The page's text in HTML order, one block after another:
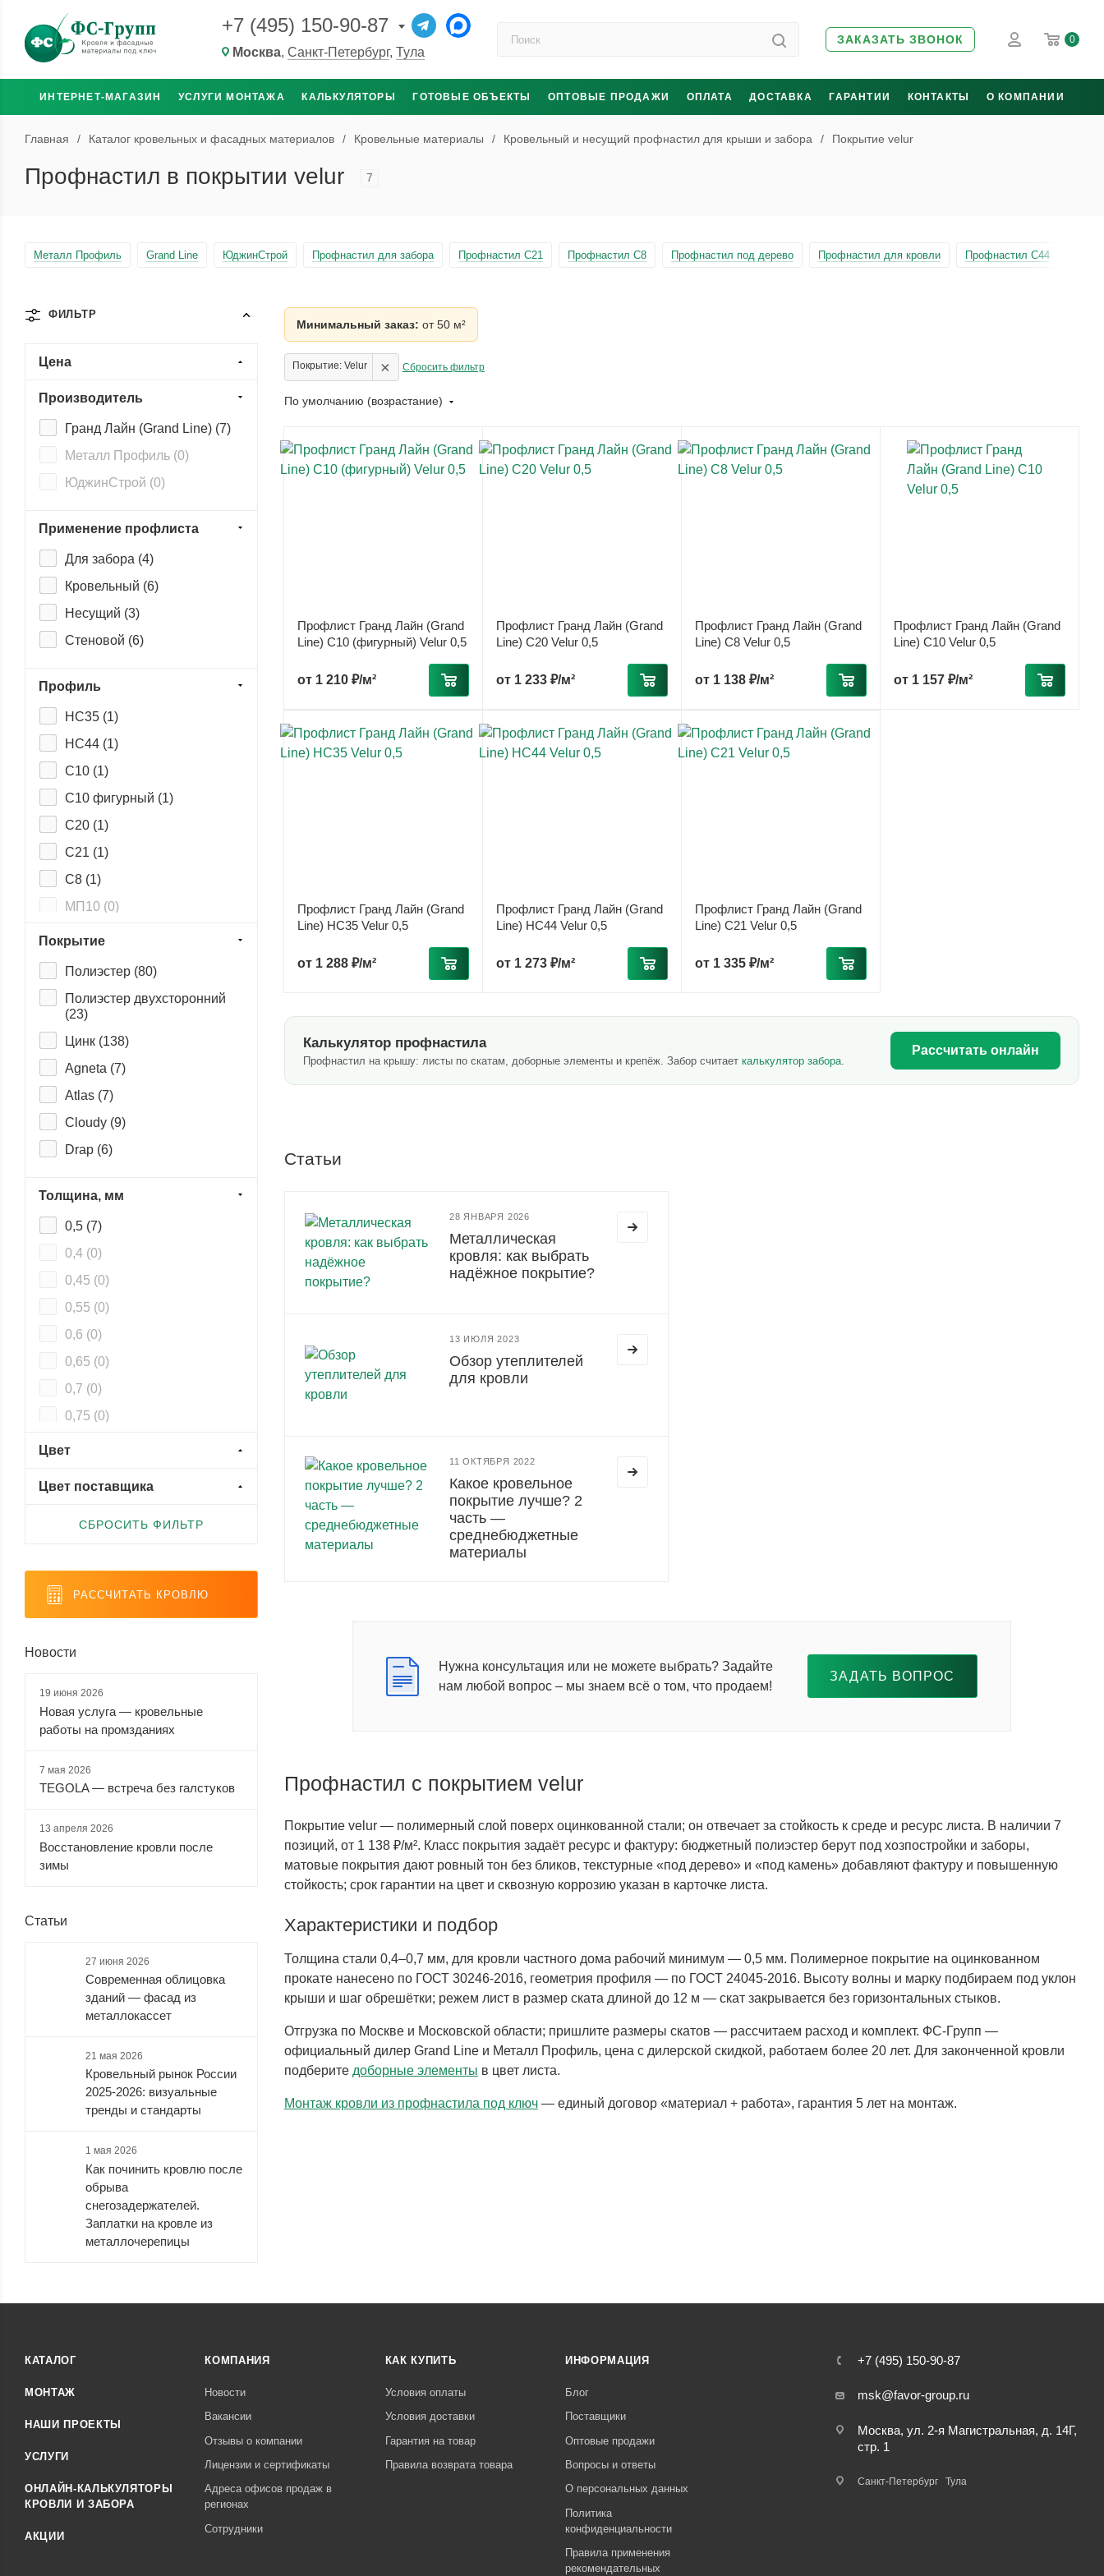
+7 (495) 150-90-87
Москва, Санкт-Петербург, Тула
ЗАКАЗАТЬ ЗВОНОК 0
ИНТЕРНЕТ-МАГАЗИН УСЛУГИ МОНТАЖА КАЛЬКУЛЯТОРЫ ГОТОВЫЕ ОБЪЕКТЫ ОПТОВЫЕ ПРОДАЖИ ОПЛАТА ДОСТАВКА ГАРАНТИИ КОНТАКТЫ О КОМПАНИИ
Главная / Каталог кровельных и фасадных материалов / Кровельные материалы / Кровельный и несущий профнастил для крыши и забора / Покрытие velur
Профнастил в покрытии velur 7
Металл Профиль Grand Line ЮджинСтрой Профнастил для забора Профнастил С21 Профнастил С8 Профнастил под дерево Профнастил для кровли Профнастил С44
Минимальный заказ: от 50 м²
Покрытие: Velur × Сбросить фильтр
По умолчанию (возрастание)
Профлист Гранд Лайн (Grand
Line) С10 (фигурный) Velur 0,5
от 1 210 ₽/м²
Профлист Гранд Лайн (Grand
Line) С20 Velur 0,5
от 1 233 ₽/м²
Профлист Гранд Лайн (Grand
Line) С8 Velur 0,5
от 1 138 ₽/м²
Профлист Гранд Лайн (Grand
Line) С10 Velur 0,5
от 1 157 ₽/м²
Профлист Гранд Лайн (Grand
Line) НС35 Velur 0,5
от 1 288 ₽/м²
Профлист Гранд Лайн (Grand
Line) НС44 Velur 0,5
от 1 273 ₽/м²
Профлист Гранд Лайн (Grand
Line) С21 Velur 0,5
от 1 335 ₽/м²
Калькулятор профнастила
Профнастил на крышу: листы по скатам, доборные элементы и крепёж. Забор считает калькулятор забора.
Рассчитать онлайн
Статьи
28 ЯНВАРЯ 2026
Металлическая
кровля: как выбрать
надёжное покрытие?
13 ИЮЛЯ 2023
Обзор утеплителей
для кровли
11 ОКТЯБРЯ 2022
Какое кровельное
покрытие лучше? 2
часть —
среднебюджетные
материалы
Нужна консультация или не можете выбрать? Задайте
нам любой вопрос – мы знаем всё о том, что продаем!
ЗАДАТЬ ВОПРОС
Профнастил с покрытием velur
Покрытие velur — полимерный слой поверх оцинкованной стали; он отвечает за стойкость к среде и ресурс листа. В наличии 7
позиций, от 1 138 ₽/м². Класс покрытия задаёт ресурс и фактуру: бюджетный полиэстер берут под хозпостройки и заборы,
матовые покрытия дают ровный тон без бликов, текстурные «под дерево» и «под камень» добавляют фактуру и повышенную
стойкость; срок гарантии на цвет и сквозную коррозию указан в карточке листа.
Характеристики и подбор
Толщина стали 0,4–0,7 мм, для кровли частного дома рабочий минимум — 0,5 мм. Полимерное покрытие на оцинкованном
прокате нанесено по ГОСТ 30246-2016, геометрия профиля — по ГОСТ 24045-2016. Высоту волны и марку подбираем под уклон
крыши и шаг обрешётки; режем лист в размер ската длиной до 12 м — скат закрывается без горизонтальных стыков.
Отгрузка по Москве и Московской области; пришлите размеры скатов — рассчитаем расход и комплект. ФС-Групп —
официальный дилер Grand Line и Металл Профиль, цена с дилерской скидкой, работаем более 20 лет. Для законченной кровли
подберите доборные элементы в цвет листа.
Монтаж кровли из профнастила под ключ— единый договор «материал + работа», гарантия 5 лет на монтаж.
ФИЛЬТР
Цена
Производитель
Гранд Лайн (Grand Line) (7)
Металл Профиль (0)
ЮджинСтрой (0)
Применение профлиста
Для забора (4)
Кровельный (6)
Несущий (3)
Стеновой (6)
Профиль
НС35 (1)
НС44 (1)
С10 (1)
С10 фигурный (1)
С20 (1)
С21 (1)
С8 (1)
МП10 (0)
Н114 (
Н60 ( 0)
Н75 (0)
С44 ( 0)
RN20 ( 0)
Покрытие
Полиэстер (80)
Полиэстер двухсторонний
(23)
Цинк (138)
Agneta (7)
Atlas (7)
Cloudy (9)
Drap (6)
Ecosteel Matt (
Ecosteel T (
Norman (
Print Elite (
Print Premium (
Print-double Elite (
Pural (7
Pural Matt (
Puretan (
PurLite Matt (
Rooftop Matte (Стальной
Satin (7)
Satin Matt (7)
Velur (
Viking двухсторонний (
Viking E (9)
Толщина, мм
0,5 (7)
0,4 (0)
0,45 (0)
0,55 (0)
0,6 (0)
0,65 (0)
0,7 (0)
0,75 (0)
Цвет
Цвет поставщика
СБРОСИТЬ ФИЛЬТР
РАССЧИТАТЬ КРОВЛЮ
Новости
19 июня 2026
Новая услуга — кровельные
работы на промзданиях
7 мая 2026
TEGOLA — встреча без галстуков
13 апреля 2026
Восстановление кровли после
зимы
Статьи
27 июня 2026
Современная облицовка
зданий — фасад из
металлокассет
21 мая 2026
Кровельный рынок России
2025-2026: визуальные
тренды и стандарты
1 мая 2026
Как починить кровлю после
обрыва
снегозадержателей.
Заплатки на кровле из
металлочерепицы
КАТАЛОГ
МОНТАЖ
НАШИ ПРОЕКТЫ
УСЛУГИ
ОНЛАЙН-КАЛЬКУЛЯТОРЫ
КРОВЛИ И ЗАБОРА
АКЦИИ
КОМПАНИЯ
Новости
Вакансии
Отзывы о компании
Лицензии и сертификаты
Адреса офисов продаж в
регионах
Сотрудники
КАК КУПИТЬ
Условия оплаты
Условия доставки
Гарантия на товар
Правила возврата товара
ИНФОРМАЦИЯ
Блог
Поставщики
Оптовые продажи
Вопросы и ответы
О персональных данных
Политика
конфиденциальности
Правила применения
рекомендательных
+7 (495) 150-90-87
msk@favor-group.ru
Москва, ул. 2-я Магистральная, д. 14Г,
стр. 1
Санкт-Петербург Тула